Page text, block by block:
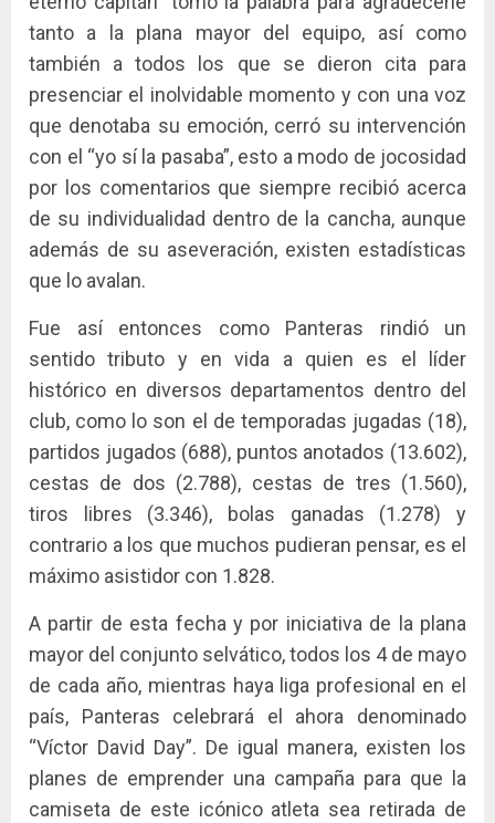
tanto a la plana mayor del equipo, así como
también a todos los que se dieron cita para
presenciar el inolvidable momento y con una voz
que denotaba su emoción, cerró su intervención
con el “yo sí la pasaba”, esto a modo de jocosidad
por los comentarios que siempre recibió acerca
de su individualidad dentro de la cancha, aunque
además de su aseveración, existen estadísticas
que lo avalan.
Fue así entonces como Panteras rindió un
sentido tributo y en vida a quien es el líder
histórico en diversos departamentos dentro del
club, como lo son el de temporadas jugadas (18),
partidos jugados (688), puntos anotados (13.602),
cestas de dos (2.788), cestas de tres (1.560),
tiros libres (3.346), bolas ganadas (1.278) y
contrario a los que muchos pudieran pensar, es el
máximo asistidor con 1.828.
A partir de esta fecha y por iniciativa de la plana
mayor del conjunto selvático, todos los 4 de mayo
de cada año, mientras haya liga profesional en el
país, Panteras celebrará el ahora denominado
“Víctor David Day”. De igual manera, existen los
planes de emprender una campaña para que la
camiseta de este icónico atleta sea retirada de